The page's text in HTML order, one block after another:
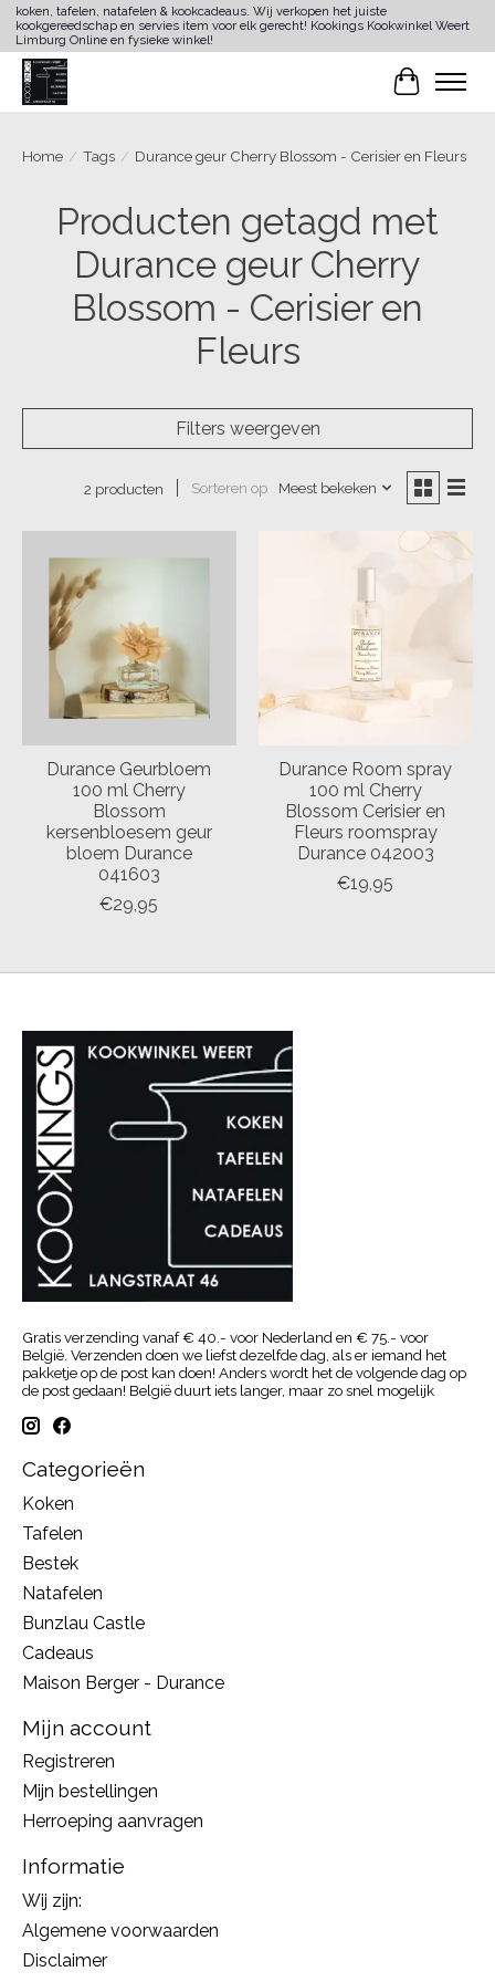
koken, tafelen, natafelen & kookcadeaus. Wij verkopen het juiste
kookgereedschap en servies item voor elk gerecht! Kookings Kookwinkel Weert
Limburg Online en fysieke winkel!
Home / Tags / Durance geur Cherry Blossom - Cerisier en Fleurs
Producten getagd met
Durance geur Cherry
Blossom - Cerisier en
Fleurs
Filters weergeven
2 producten Sorteren op Meest bekeken
Durance Geurbloem
100 ml Cherry
Blossom
kersenbloesem geur
bloem Durance
041603
€29,95
Durance Room spray
100 ml Cherry
Blossom Cerisier en
Fleurs roomspray
Durance 042003
€19,95
Gratis verzending vanaf € 40.- voor Nederland en € 75.- voor
België. Verzenden doen we liefst dezelfde dag, als er iemand het
pakketje op de post kan doen! Anders wordt het de volgende dag op
de post gedaan! België duurt iets langer, maar zo snel mogelijk
Categorieën
Koken
Tafelen
Bestek
Natafelen
Bunzlau Castle
Cadeaus
Maison Berger - Durance
Mijn account
Registreren
Mijn bestellingen
Herroeping aanvragen
Informatie
Wij zijn:
Algemene voorwaarden
Disclaimer